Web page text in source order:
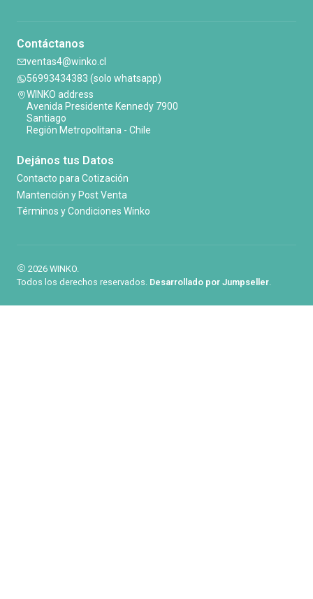
Contáctanos
ventas4@winko.cl
56993434383 (solo whatsapp)
WINKO address
Avenida Presidente Kennedy 7900
Santiago
Región Metropolitana - Chile
Dejános tus Datos
Contacto para Cotización
Mantención y Post Venta
Términos y Condiciones Winko
2026 WINKO.
Todos los derechos reservados. Desarrollado por Jumpseller.